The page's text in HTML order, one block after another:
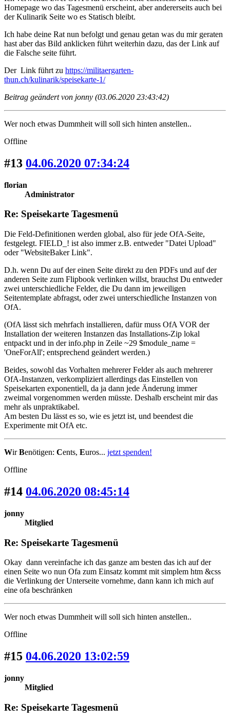
Homepage wo das Tagesmenü erscheint, aber andererseits auch bei
der Kulinarik Seite wo es Statisch bleibt.
Ich habe deine Rat nun befolgt und genau getan was du mir geraten
hast aber das Bild anklicken führt weiterhin dazu, das der Link auf
die Falsche seite führt.
Der Link führt zu https://militaergarten-
thun.ch/kulinarik/speisekarte-1/
Beitrag geändert von jonny (03.06.2020 23:43:42)
Wer noch etwas Dummheit will soll sich hinten anstellen..
Offline
#13 04.06.2020 07:34:24
florian
Administrator
Re: Speisekarte Tagesmenü
Die Feld-Definitionen werden global, also für jede OfA-Seite,
festgelegt. FIELD_! ist also immer z.B. entweder "Datei Upload"
oder "WebsiteBaker Link".
D.h. wenn Du auf der einen Seite direkt zu den PDFs und auf der
anderen Seite zum Flipbook verlinken willst, brauchst Du entweder
zwei unterschiedliche Felder, die Du dann im jeweiligen
Seitentemplate abfragst, oder zwei unterschiedliche Instanzen von
OfA.
(OfA lässt sich mehrfach installieren, dafür muss OfA VOR der
Installation der weiteren Instanzen das Installations-Zip lokal
entpackt und in der info.php in Zeile ~29 $module_name =
'OneForAll'; entsprechend geändert werden.)
Beides, sowohl das Vorhalten mehrerer Felder als auch mehrerer
OfA-Instanzen, verkompliziert allerdings das Einstellen von
Speisekarten exponentiell, da ja dann jede Änderung immer
zweimal vorgenommen werden müsste. Deshalb erscheint mir das
mehr als unpraktikabel.
Am besten Du lässt es so, wie es jetzt ist, und beendest die
Experimente mit OfA etc.
WirBenötigen: Cents, Euros... jetzt spenden!
Offline
#14 04.06.2020 08:45:14
jonny
Mitglied
Re: Speisekarte Tagesmenü
Okay dann vereinfache ich das ganze am besten das ich auf der
einen Seite wo nun Ofa zum Einsatz kommt mit simplem htm &css
die Verlinkung der Unterseite vornehme, dann kann ich mich auf
eine ofa beschränken
Wer noch etwas Dummheit will soll sich hinten anstellen..
Offline
#15 04.06.2020 13:02:59
jonny
Mitglied
Re: Speisekarte Tagesmenü